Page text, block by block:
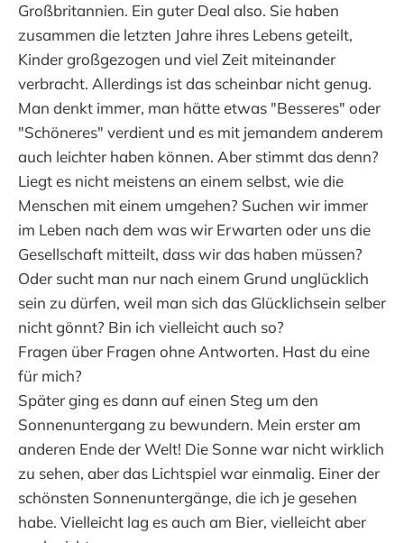
Großbritannien. Ein guter Deal also. Sie haben
zusammen die letzten Jahre ihres Lebens geteilt,
Kinder großgezogen und viel Zeit miteinander
verbracht. Allerdings ist das scheinbar nicht genug.
Man denkt immer, man hätte etwas "Besseres" oder
"Schöneres" verdient und es mit jemandem anderem
auch leichter haben können. Aber stimmt das denn?
Liegt es nicht meistens an einem selbst, wie die
Menschen mit einem umgehen? Suchen wir immer
im Leben nach dem was wir Erwarten oder uns die
Gesellschaft mitteilt, dass wir das haben müssen?
Oder sucht man nur nach einem Grund unglücklich
sein zu dürfen, weil man sich das Glücklichsein selber
nicht gönnt? Bin ich vielleicht auch so?
Fragen über Fragen ohne Antworten. Hast du eine
für mich?
Später ging es dann auf einen Steg um den
Sonnenuntergang zu bewundern. Mein erster am
anderen Ende der Welt! Die Sonne war nicht wirklich
zu sehen, aber das Lichtspiel war einmalig. Einer der
schönsten Sonnenuntergänge, die ich je gesehen
habe. Vielleicht lag es auch am Bier, vielleicht aber